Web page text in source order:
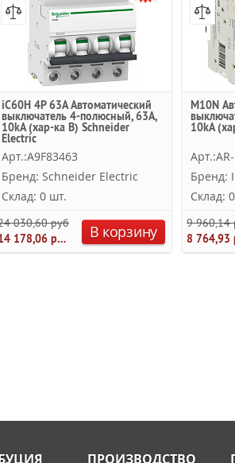
iC60H 4P 63A Автоматический
выключатель 4-полюсный, 63A,
10kA (хар-ка B) Schneider
Electric
Арт.:A9F83463
Бренд: Schneider Electric
Склад: 0 шт.
030,60 руб.
14 178,06 руб.
В корзину
M10N
10kA
Бренд:
Склад:
9 960,14
8 764,93
ПРОИЗВОДСТВО